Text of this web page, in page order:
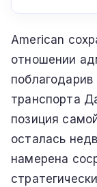
American
отношении
транспорта
позиция
осталась
намерена